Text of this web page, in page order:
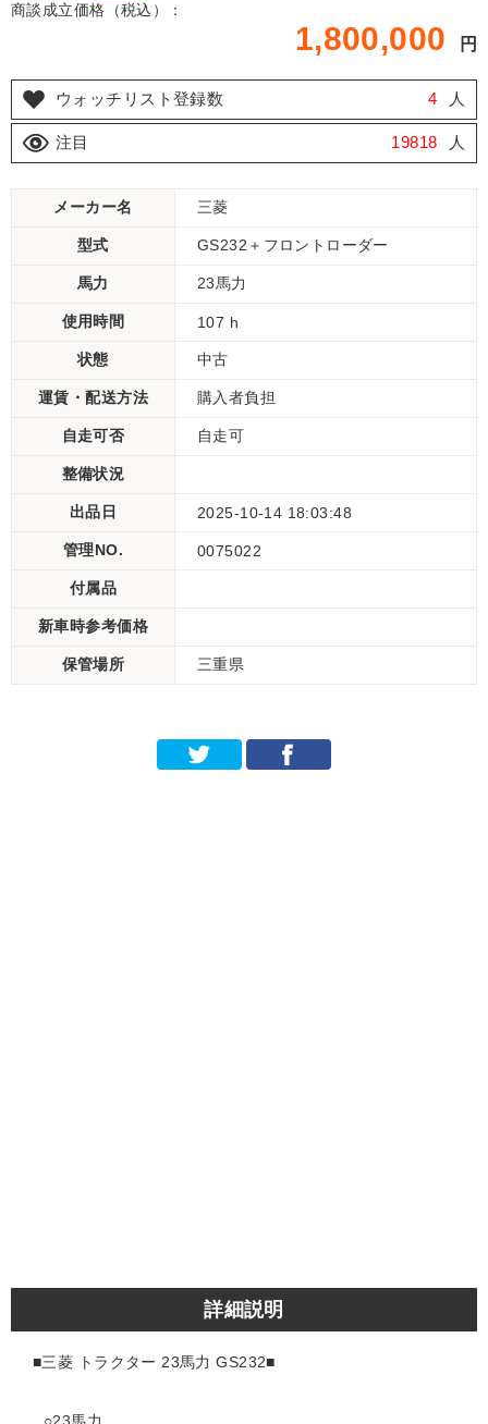
商談成立価格（税込）：
1,800,000 円
ウォッチリスト登録数 4 人
注目 19818 人
メーカー名 三菱
型式 GS232＋フロントローダー
馬力 23馬力
使用時間 107 h
状態 中古
運賃・配送方法 購入者負担
自走可否 自走可
整備状況
出品日 2025-10-14 18:03:48
管理NO. 0075022
付属品
新車時参考価格
保管場所 三重県
詳細説明
■三菱 トラクター 23馬力 GS232■